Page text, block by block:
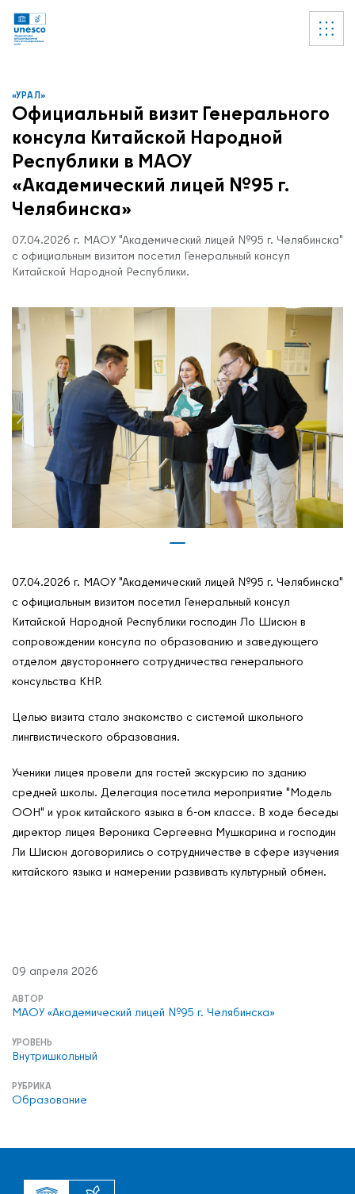
О нас
САШ ЮНЕСКО в РФ
Новости
Международные дни
Кафедры ЮНЕСКО РФ
«УРАЛ»
Официальный визит Генерального
консула Китайской Народной
Республики в МАОУ
«Академический лицей №95 г.
Челябинска»
07.04.2026 г. МАОУ "Академический лицей №95 г. Челябинска"
с официальным визитом посетил Генеральный консул
Китайской Народной Республики.
07.04.2026 г. МАОУ "Академический лицей №95 г. Челябинска"
с официальным визитом посетил Генеральный консул
Китайской Народной Республики господин Ло Шисюн в
сопровождении консула по образованию и заведующего
отделом двустороннего сотрудничества генерального
консульства КНР.
Целью визита стало знакомство с системой школьного
лингвистического образования.
Ученики лицея провели для гостей экскурсию по зданию
средней школы. Делегация посетила мероприятие "Модель
ООН" и урок китайского языка в 6-ом классе. В ходе беседы
директор лицея Вероника Сергеевна Мушкарина и господин
Ли Шисюн договорились о сотрудничестве в сфере изучения
китайского языка и намерении развивать культурный обмен.
09 апреля 2026
АВТОР
МАОУ «Академический лицей №95 г. Челябинска»
УРОВЕНЬ
Внутришкольный
РУБРИКА
Образование
Ссылки
УВЕДОМЛЕНИЕ
Список пуст